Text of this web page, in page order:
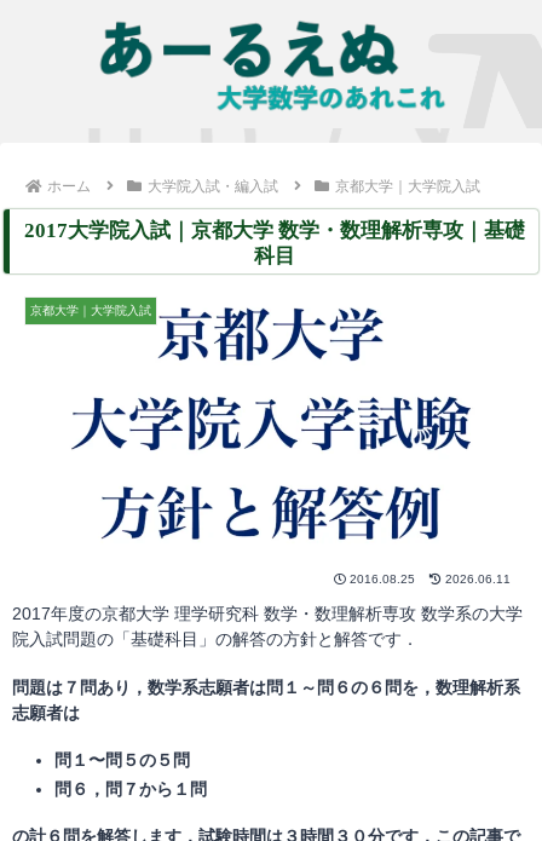
ホーム 大学院入試・編入試 京都大学｜大学院入試
2017大学院入試｜京都大学 数学・数理解析専攻｜基礎
科目
京都大学｜大学院入試
2016.08.25 2026.06.11
2017年度の京都大学 理学研究科 数学・数理解析専攻 数学系の大学
院入試問題の「基礎科目」の解答の方針と解答です．
問題は７問あり，数学系志願者は問１～問６の６問を，数理解析系
志願者は
問１〜問５の５問
問６，問７から１問
の計６問を解答します．試験時間は３時間３０分です．この記事で